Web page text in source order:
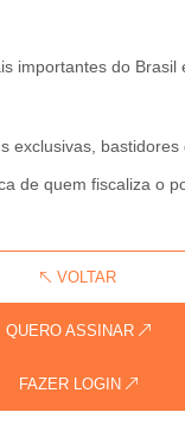
importantes do Brasil
exclusivas, bastidores
de quem fiscaliza o
FAZER LOGIN
QUERO ASSINAR
VOLTAR